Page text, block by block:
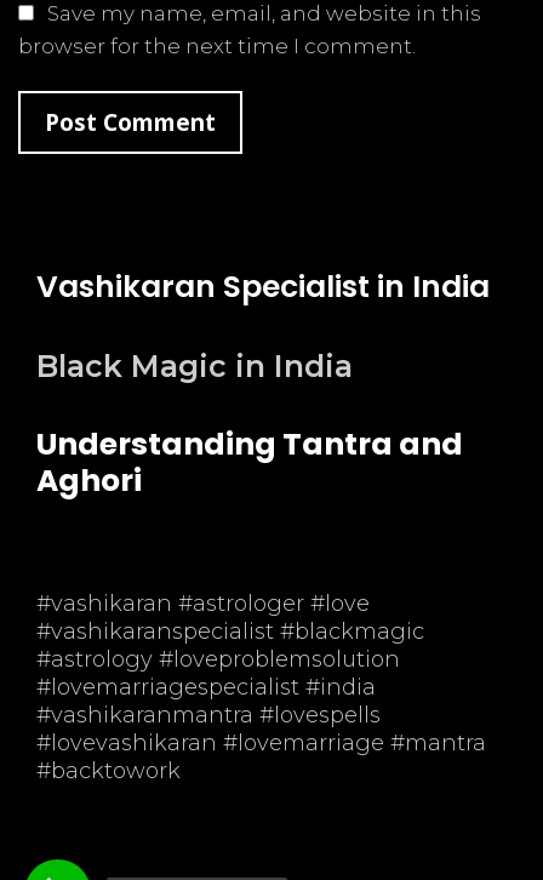
Save my name, email, and website in this
browser for the next time I comment.
Vashikaran Specialist in India
Black Magic in India
Understanding Tantra and
Aghori
#vashikaran #astrologer #love
#vashikaranspecialist #blackmagic
#astrology #loveproblemsolution
#lovemarriagespecialist #india
#vashikaranmantra #lovespells
#lovevashikaran #lovemarriage #mantra
#backtowork